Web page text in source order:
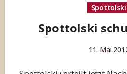
Spottolski
Spottolski
11. Mai